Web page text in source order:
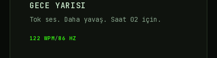
GECE YARISI
Tok ses. Daha yavaş. Saat 02 için.
122 WPM/86 HZ